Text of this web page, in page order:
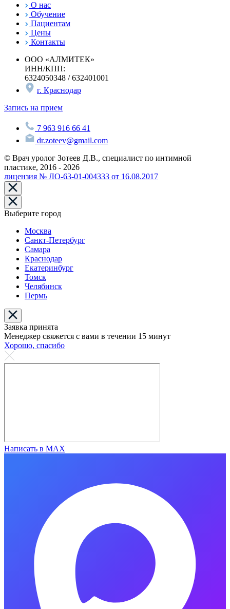
О нас
Обучение
Пациентам
Цены
Контакты
ООО «АЛМИТЕК»
ИНН/КПП:
6324050348 / 632401001
г. Краснодар
Запись на прием
7 963 916 66 41
dr.zoteev@gmail.com
© Врач уролог Зотеев Д.В., специалист по интимной
пластике, 2016 - 2026
лицензия № ЛО-63-01-004333 от 16.08.2017
Выберите город
Москва
Санкт-Петербург
Самара
Краснодар
Екатеринбург
Томск
Челябинск
Пермь
Заявка принята
Менеджер свяжется с вами в течении 15 минут
Хорошо, спасибо
Написать в MAX